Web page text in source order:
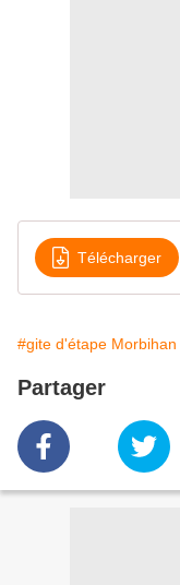
Télécharger
#gite d'étape Morbihan
Partager